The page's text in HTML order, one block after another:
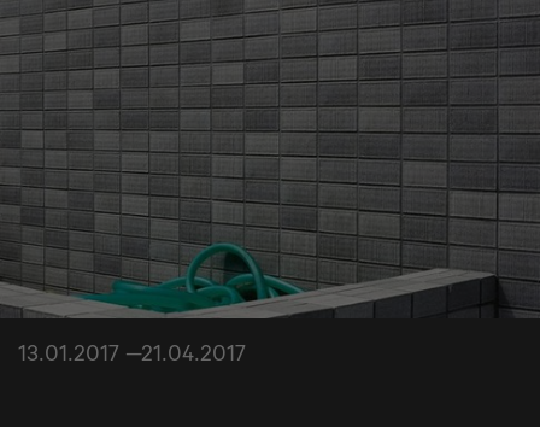
13.01.2017 —21.04.2017